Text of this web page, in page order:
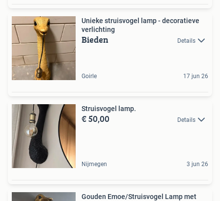
Unieke struisvogel lamp - decoratieve
verlichting
Bieden Details
Goirle 17 jun 26
Struisvogel lamp.
€ 50,00 Details
Nijmegen 3 jun 26
Gouden Emoe/Struisvogel Lamp met